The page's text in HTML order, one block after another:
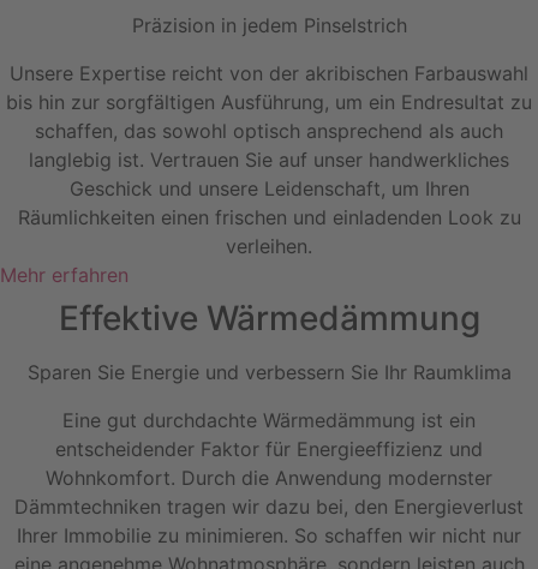
Präzision in jedem Pinselstrich
Unsere Expertise reicht von der akribischen Farbauswahl
bis hin zur sorgfältigen Ausführung, um ein Endresultat zu
schaffen, das sowohl optisch ansprechend als auch
langlebig ist. Vertrauen Sie auf unser handwerkliches
Geschick und unsere Leidenschaft, um Ihren
Räumlichkeiten einen frischen und einladenden Look zu
verleihen.
Mehr erfahren
Effektive Wärmedämmung
Sparen Sie Energie und verbessern Sie Ihr Raumklima
Eine gut durchdachte Wärmedämmung ist ein
entscheidender Faktor für Energieeffizienz und
Wohnkomfort. Durch die Anwendung modernster
Dämmtechniken tragen wir dazu bei, den Energieverlust
Ihrer Immobilie zu minimieren. So schaffen wir nicht nur